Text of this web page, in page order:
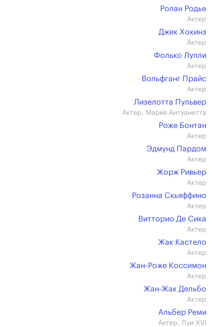
Ролан Родье
Актер
Джек Хокинз
Актер
Фолько Лулли
Актер
Вольфганг Прайс
Актер
Лизелотта Пульвер
Актер, Мария Антуанетта
Роже Бонтан
Актер
Эдмунд Пардом
Актер
Жорж Ривьер
Актер
Розанна Скьяффино
Актер
Витторио Де Сика
Актер
Жак Кастело
Актер
Жан-Роже Коссимон
Актер
Жан-Жак Дельбо
Актер
Альбер Реми
Актер, Луи XVI